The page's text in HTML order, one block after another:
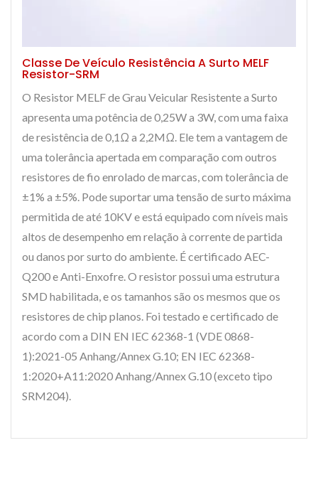
Classe De Veículo Resistência A Surto MELF
Resistor-SRM
O Resistor MELF de Grau Veicular Resistente a Surto
apresenta uma potência de 0,25W a 3W, com uma faixa
de resistência de 0,1Ω a 2,2MΩ. Ele tem a vantagem de
uma tolerância apertada em comparação com outros
resistores de fio enrolado de marcas, com tolerância de
±1% a ±5%. Pode suportar uma tensão de surto máxima
permitida de até 10KV e está equipado com níveis mais
altos de desempenho em relação à corrente de partida
ou danos por surto do ambiente. É certificado AEC-
Q200 e Anti-Enxofre. O resistor possui uma estrutura
SMD habilitada, e os tamanhos são os mesmos que os
resistores de chip planos. Foi testado e certificado de
acordo com a DIN EN IEC 62368-1 (VDE 0868-
1):2021-05 Anhang/Annex G.10; EN IEC 62368-
1:2020+A11:2020 Anhang/Annex G.10 (exceto tipo
SRM204).